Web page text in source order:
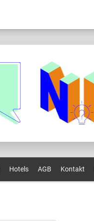
Hotels AGB Kontakt